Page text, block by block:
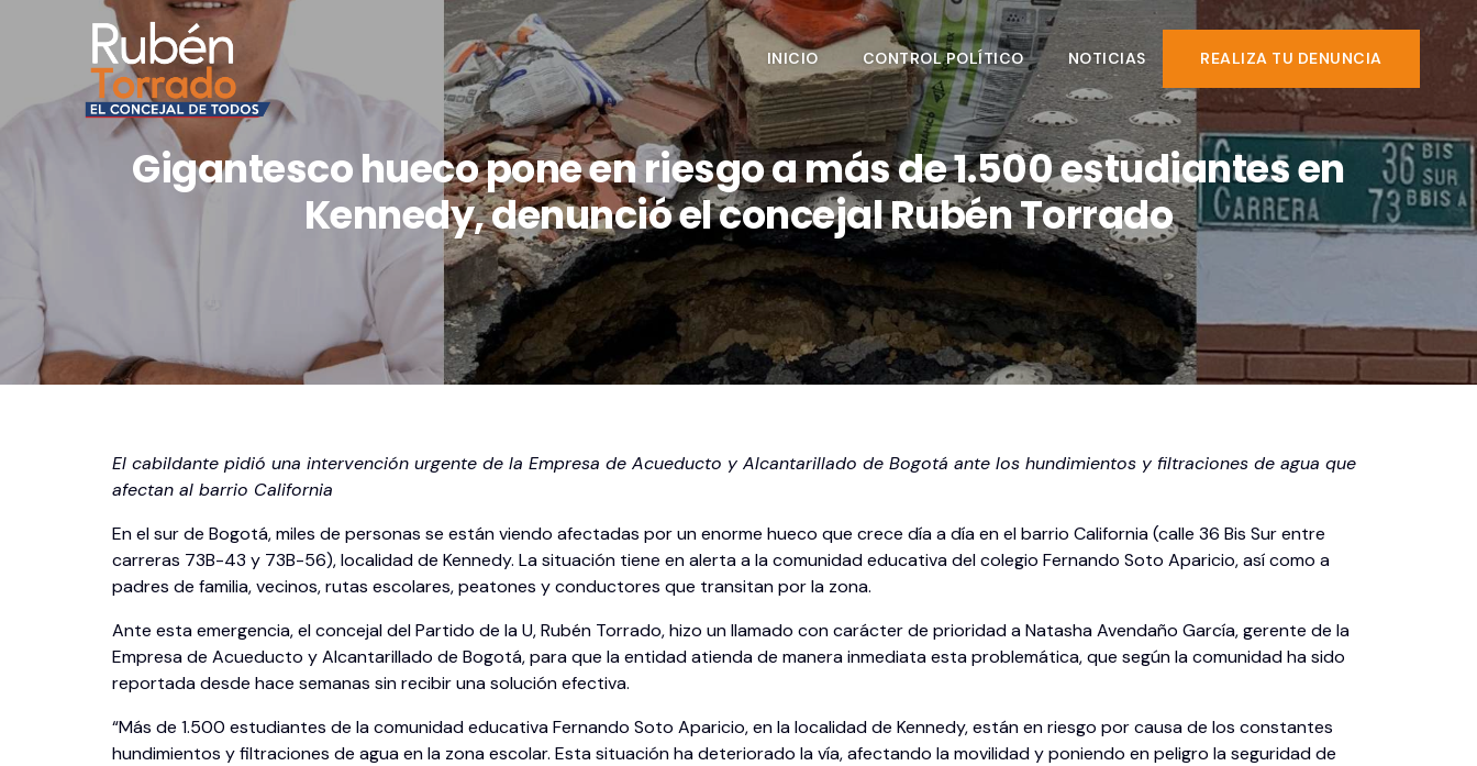
INICIO CONTROL POLÍTICO NOTICIAS REALIZA TU DENUNCIA
Gigantesco hueco pone en riesgo a más de 1.500 estudiantes en
Kennedy, denunció el concejal Rubén Torrado
El cabildante pidió una intervención urgente de la Empresa de Acueducto y Alcantarillado de Bogotá ante los hundimientos y filtraciones de agua que
afectan al barrio California
En el sur de Bogotá, miles de personas se están viendo afectadas por un enorme hueco que crece día a día en el barrio California (calle 36 Bis Sur entre
carreras 73B-43 y 73B-56), localidad de Kennedy. La situación tiene en alerta a la comunidad educativa del colegio Fernando Soto Aparicio, así como a
padres de familia, vecinos, rutas escolares, peatones y conductores que transitan por la zona.
Ante esta emergencia, el concejal del Partido de la U, Rubén Torrado, hizo un llamado con carácter de prioridad a Natasha Avendaño García, gerente de la
Empresa de Acueducto y Alcantarillado de Bogotá, para que la entidad atienda de manera inmediata esta problemática, que según la comunidad ha sido
reportada desde hace semanas sin recibir una solución efectiva.
“Más de 1.500 estudiantes de la comunidad educativa Fernando Soto Aparicio, en la localidad de Kennedy, están en riesgo por causa de los constantes
hundimientos y filtraciones de agua en la zona escolar. Esta situación ha deteriorado la vía, afectando la movilidad y poniendo en peligro la seguridad de